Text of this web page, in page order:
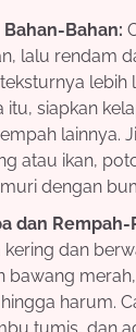
Bahan:
lalu rendam
lebih
itu, siapkan
lainnya.
atau ikan,
dengan
dan Rempah-
dan
bawang
harum.